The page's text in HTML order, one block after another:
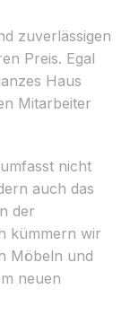
zuverlässigen
Preis. Egal
Haus
Mitarbeiter
nicht
auch das
der
kümmern wir
Möbeln und
neuen